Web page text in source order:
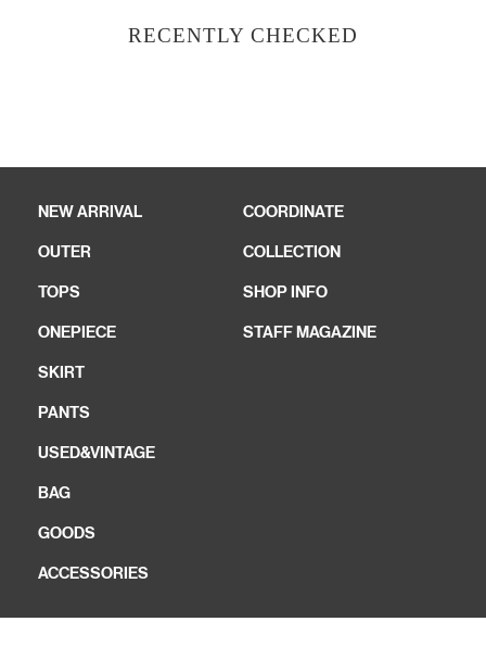
RECENTLY CHECKED
NEW ARRIVAL
OUTER
TOPS
ONEPIECE
SKIRT
PANTS
USED&VINTAGE
BAG
GOODS
ACCESSORIES
COORDINATE
COLLECTION
SHOP INFO
STAFF MAGAZINE